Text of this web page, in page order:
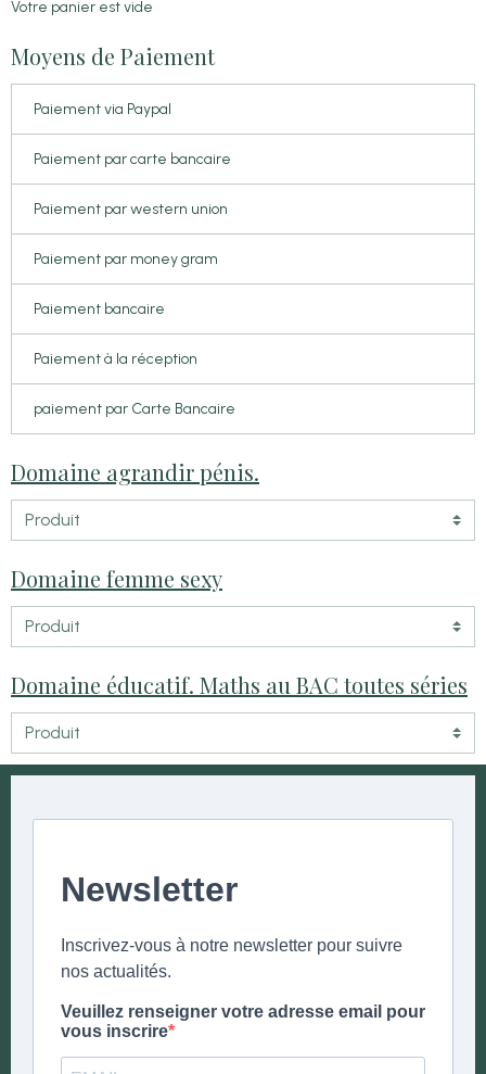
Votre panier est vide
Moyens de Paiement
Paiement via Paypal
Paiement par carte bancaire
Paiement par western union
Paiement par money gram
Paiement bancaire
Paiement à la réception
paiement par Carte Bancaire
Domaine agrandir pénis.
Domaine femme sexy
Domaine éducatif. Maths au BAC toutes séries